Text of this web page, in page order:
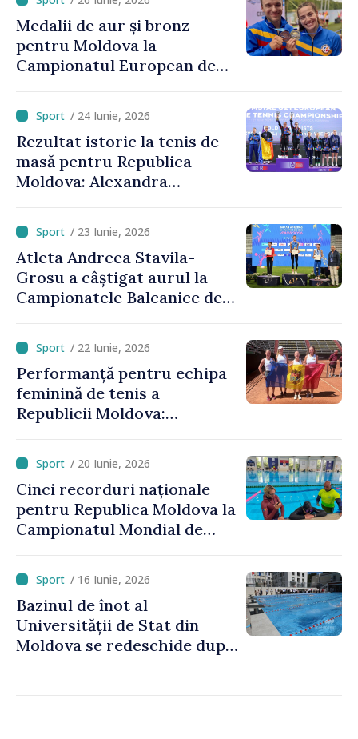
Medalii de aur și bronz
pentru Moldova la
Campionatul European de
devenit campioană
europeană/ 24 Iunie, 2026
Rezultat istoric la tenis de
masă pentru Republica
Moldova: Alexandra
de bronz la Campionatele
Europene/ 23 Iunie, 2026
Atleta Andreea Stavila-
Grosu a câștigat aurul la
Campionatele Balcanice de
/ 22 Iunie, 2026
Performanță pentru echipa
feminină de tenis a
Republicii Moldova:
după o pauză de 25 de ani
/ 20 Iunie, 2026
Cinci recorduri naționale
pentru Republica Moldova la
Campionatul Mondial de
/ 16 Iunie, 2026
Bazinul de înot al
Universității de Stat din
Moldova se redeschide după